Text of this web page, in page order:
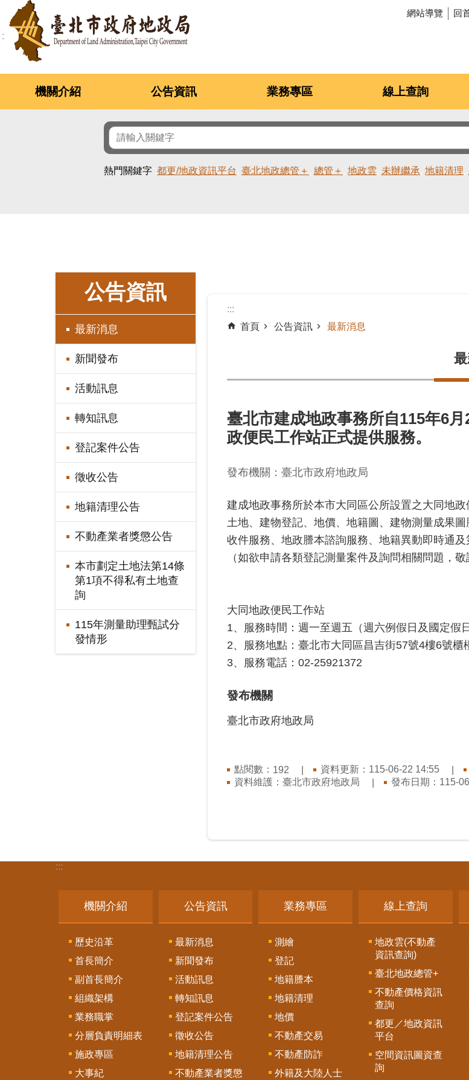
跳到主要內容區塊 網站導覽 回
機關介紹 公告資訊 業務專區 線上查詢
熱門關鍵字 都更/地政資訊平台 臺北地政總管＋ 總管＋ 地政雲 未辦繼承 地籍清理
公告資訊
最新消息
新聞發布
活動訊息
轉知訊息
登記案件公告
徵收公告
地籍清理公告
不動產業者獎懲公告
本市劃定土地法第14條
第1項不得私有土地查
詢
115年測量助理甄試分
發情形
:::
首頁
公告資訊 最新消息
臺北市建成地政事務所自115年6
政便民工作站正式提供服務。
發布機關：臺北市政府地政局
建成地政事務所於本市大同區公所設置之大同地
土地、建物登記、地價、地籍圖、建物測量成果
收件服務、地政謄本諮詢服務、地籍異動即時通
（如欲申請各類登記測量案件及詢問相關問題，
大同地政便民工作站
1、服務時間：週一至週五（週六例假日及國定假
2、服務地點：臺北市大同區昌吉街57號4樓6號櫃
3、服務電話：02-25921372
發布機關
臺北市政府地政局
點閱數： 192 資料更新：115-06-22 14:55
資料維護：臺北市政府地政局
發布日期：115-
:::
機關介紹
歷史沿革
首長簡介
副首長簡介
組織架構
業務職掌
分層負責明細表
施政專區
大事紀
公告資訊
最新消息
新聞發布
活動訊息
轉知訊息
登記案件公告
徵收公告
地籍清理公告
不動產業者獎懲
業務專區
測繪
登記
地籍謄本
地籍清理
地價
不動產交易
不動產防詐
外籍及大陸人士
線上查詢
地政雲(不動產
資訊查詢)
臺北地政總管+
不動產價格資訊
查詢
都更／地政資訊
平台
空間資訊圖資查
詢